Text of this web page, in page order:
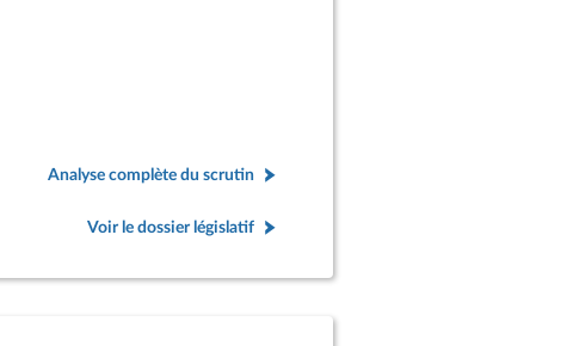
Analyse complète du scrutin
Voir le dossier législatif